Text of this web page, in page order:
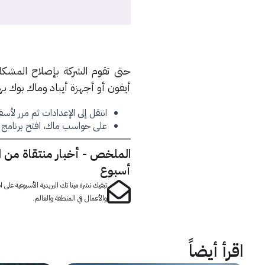
حتى تقوم الشركة بإصلاح
أيفون أو أجهزة أيباد وماك بوك
انتقل إلى الإعدادات ثم مرر
على حواسب ماك، افتح برنامج
الملخص - أخبار منتقاة من
أسبوع
تبقيك نشرة مينا تك البريدية الأسبوعية
والأعمال في المنطقة والعالم.
اقرأ أيضاً